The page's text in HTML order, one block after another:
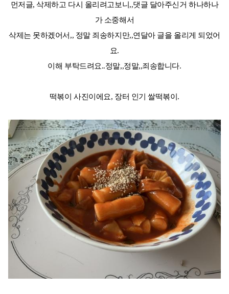
먼저글, 삭제하고 다시 올리려고보니,,댓글 달아주신거 하나하나
가 소중해서
삭제는 못하겠어서,, 정말 죄송하지만,,연달아 글을 올리게 되었어
요.
이해 부탁드려요..정말,,정말,,죄송합니다.
떡볶이 사진이에요, 장터 인기 쌀떡볶이.